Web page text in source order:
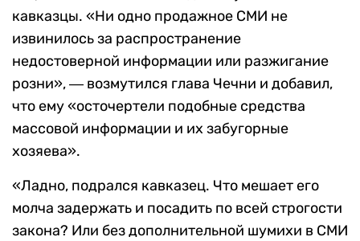
кавказцы. «Ни одно продажное СМИ не
извинилось за распространение
недостоверной информации или разжигание
розни», ― возмутился глава Чечни и добавил,
что ему «осточертели подобные средства
массовой информации и их забугорные
хозяева».
«Ладно, подрался кавказец. Что мешает его
молча задержать и посадить по всей строгости
закона? Или без дополнительной шумихи в СМИ